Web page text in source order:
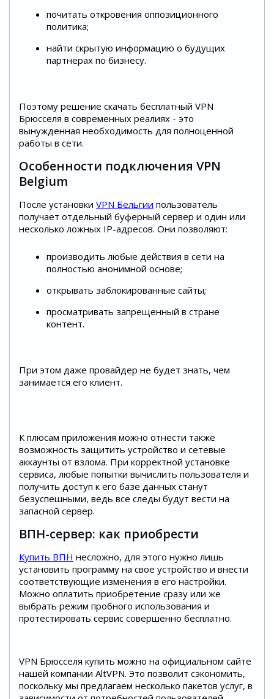
почитать откровения оппозиционного
политика;
найти скрытую информацию о будущих
партнерах по бизнесу.
Поэтому решение скачать бесплатный VPN
Брюсселя в современных реалиях - это
вынужденная необходимость для полноценной
работы в сети.
Особенности подключения VPN
Belgium
После установки VPN Бельгии пользователь
получает отдельный буферный сервер и один или
несколько ложных IP-адресов. Они позволяют:
производить любые действия в сети на
полностью анонимной основе;
открывать заблокированные сайты;
просматривать запрещенный в стране
контент.
При этом даже провайдер не будет знать, чем
занимается его клиент.
К плюсам приложения можно отнести также
возможность защитить устройство и сетевые
аккаунты от взлома. При корректной установке
сервиса, любые попытки вычислить пользователя и
получить доступ к его базе данных станут
безуспешными, ведь все следы будут вести на
запасной сервер.
ВПН-сервер: как приобрести
Купить ВПН несложно, для этого нужно лишь
установить программу на свое устройство и внести
соответствующие изменения в его настройки.
Можно оплатить приобретение сразу или же
выбрать режим пробного использования и
протестировать сервис совершенно бесплатно.
VPN Брюсселя купить можно на официальном сайте
нашей компании AltVPN. Это позволит сэкономить,
поскольку мы предлагаем несколько пакетов услуг, в